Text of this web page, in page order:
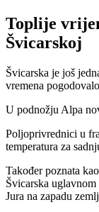
Toplije
Švicarskoj
Švicarska je još
vremena
U podnožju Alpa
Poljoprivrednici u
temperatura za
Također poznata
Švicarska
Jura na zapadu